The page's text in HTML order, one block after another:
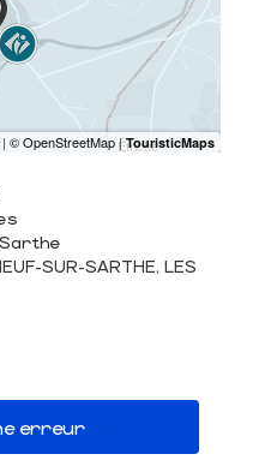
SUR-SARTHE, LES
erreur